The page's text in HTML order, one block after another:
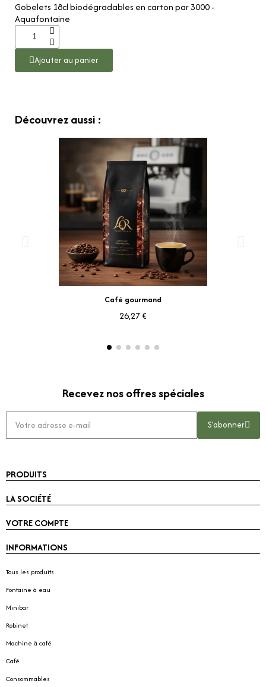
Gobelets 18cl biodégradables en carton par 3000 -
Aquafontaine
Ajouter au panier
Découvrez aussi :
Aperçu rapide
Café gourmand
26,27 €
Recevez nos offres spéciales
S’abonner
PRODUITS
LA SOCIÉTÉ
VOTRE COMPTE
INFORMATIONS
Tous les produits
Fontaine à eau
Minibar
Robinet
Machine à café
Café
Consommables